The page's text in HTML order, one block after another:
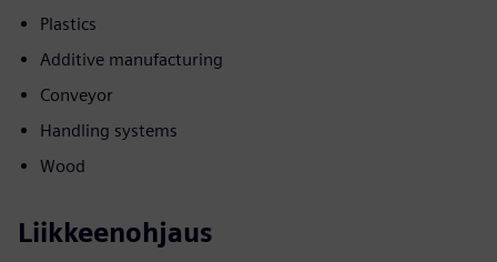
Plastics
Additive manufacturing
Conveyor
Handling systems
Wood
Liikkeenohjaus